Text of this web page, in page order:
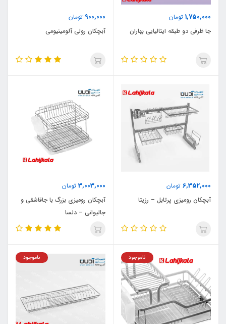
1,750,000 تومان
جا ظرفی دو طبقه ایتالیایی بهاران
900,000 تومان
آبچکان رولی آلومینیومی
6,352,000 تومان
آبچکان رومیزی پرتابل – رزیتا
3,003,000 تومان
آبچکان رومیزی بزرگ با جاقاشقی و
جالیوانی – دلسا
ناموجود ناموجود